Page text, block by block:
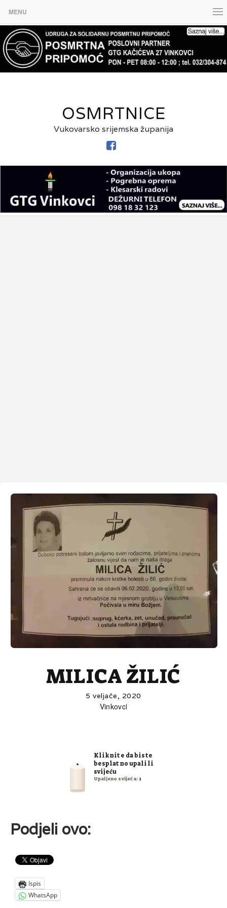
MENU
OSMRTNICE
Vukovarsko srijemska županija
MILICA ŽILIĆ
5 veljače, 2020
Vinkovci
Kliknite da biste
besplatno upalili
svijeću
Upaljeno svijeća: 1
Podjeli ovo:
Ispis
WhatsApp